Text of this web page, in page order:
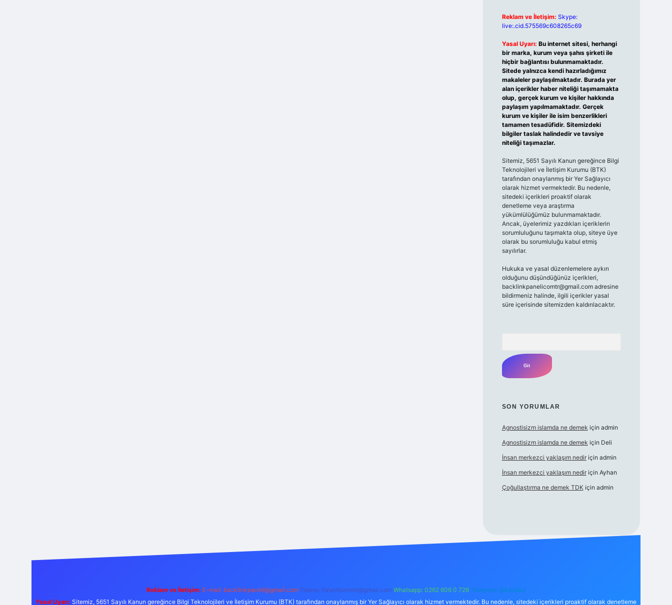
Reklam ve İletişim: Skype:
live:.cid.575569c608265c69
Yasal Uyarı: Bu internet sitesi, herhangi
bir marka, kurum veya şahıs şirketi ile
hiçbir bağlantısı bulunmamaktadır.
Sitede yalnızca kendi hazırladığımız
makaleler paylaşılmaktadır. Burada yer
alan içerikler haber niteliği taşımamakta
olup, gerçek kurum ve kişiler hakkında
paylaşım yapılmamaktadır. Gerçek
kurum ve kişiler ile isim benzerlikleri
tamamen tesadüfidir. Sitemizdeki
bilgiler taslak halindedir ve tavsiye
niteliği taşımazlar.
Sitemiz, 5651 Sayılı Kanun gereğince Bilgi
Teknolojileri ve İletişim Kurumu (BTK)
tarafından onaylanmış bir Yer Sağlayıcı
olarak hizmet vermektedir. Bu nedenle,
sitedeki içerikleri proaktif olarak
denetleme veya araştırma
yükümlülüğümüz bulunmamaktadır.
Ancak, üyelerimiz yazdıkları içeriklerin
sorumluluğunu taşımakta olup, siteye üye
olarak bu sorumluluğu kabul etmiş
sayılırlar.
Hukuka ve yasal düzenlemelere aykırı
olduğunu düşündüğünüz içerikleri,
backlinkpanelicomtr@gmail.comadresine
bildirmeniz halinde, ilgili içerikler yasal
süre içerisinde sitemizden kaldırılacaktır.
SON YORUMLAR
Agnostisizm islamda ne demek için admin
Agnostisizm islamda ne demek için Deli
İnsan merkezci yaklaşım nediriçin admin
İnsan merkezci yaklaşım nediriçin Ayhan
Çoğullaştırma ne demek TDKiçin admin
Reklam ve İletişim: E-mail: backlinkpaneli@gmail.com Teams: forumhizmeti@gmail.com Whatsapp: 0262 606 0 726 Telegram: @karabul
Yasal Uyarı: Sitemiz, 5651 Sayılı Kanun gereğince Bilgi Teknolojileri ve İletişim Kurumu (BTK) tarafından onaylanmış bir Yer Sağlayıcı olarak hizmet vermektedir. Bu nedenle, sitedeki içerikleri proaktif olarak denetleme